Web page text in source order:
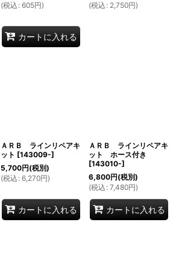
(税込 : 605円)
カートに入れる
(税込 : 2,750円)
ＡＲＢ ラインリペアキ
ット [143009-]
5,700円(税別)
(税込 : 6,270円)
カートに入れる
ＡＲＢ ラインリペアキ
ット ホース付き
[143010-]
6,800円(税別)
(税込 : 7,480円)
カートに入れる